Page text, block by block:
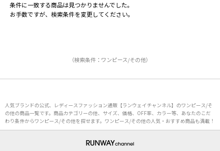
条件に一致する商品は見つかりませんでした。
お手数ですが、検索条件を変更してください。
（検索条件：ワンピース/その他）
人気ブランドの公式、レディースファッション通販【ランウェイチャンネル】のワンピース/そ
の他の商品一覧です。商品カテゴリーの他、サイズ、価格、OFF率、カラー等、あなたのこだ
わり条件からワンピース/その他を探せます。ワンピース/その他の人気・おすすめ商品も満載！